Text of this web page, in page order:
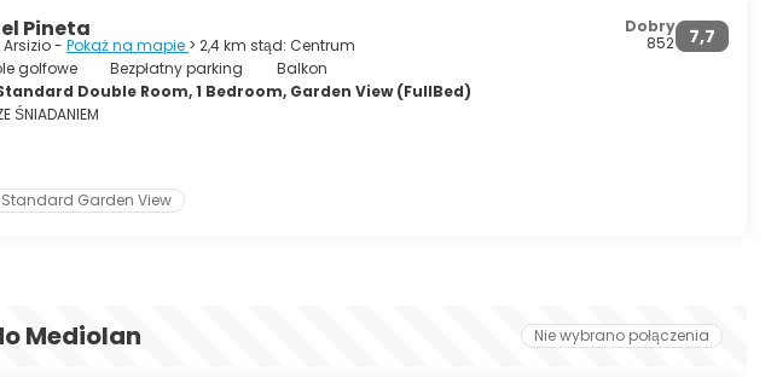
Pineta
- Pokaż na mapie > 2,4 km stąd: Centrum 7,7
Dobry
852
golfowe
Bezpłatny parking
Balkon
Double Room, 1 Bedroom, Garden View (FullBed)
ŚNIADANIEM
Standard Garden View
Mediolan Nie wybrano połączenia